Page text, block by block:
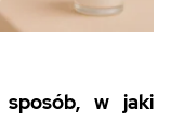
sposób, w jaki